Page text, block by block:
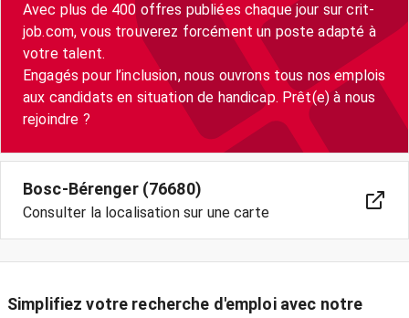
Avec plus de 400 offres publiées chaque jour sur crit-
job.com, vous trouverez forcément un poste adapté à
votre talent.
Engagés pour l’inclusion, nous ouvrons tous nos emplois
aux candidats en situation de handicap. Prêt(e) à nous
Bosc-Bérenger (76680)
Consulter la localisation sur une carte
Simplifiez votre recherche d'emploi avec notre